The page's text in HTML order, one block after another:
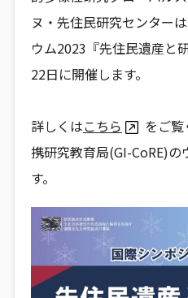
ヌ・先住民研究センター
ウム2023『先住民遺産と
22日に開催します。
詳しくはこちら
をご
携研究教育局(GI-CoRE)
す。